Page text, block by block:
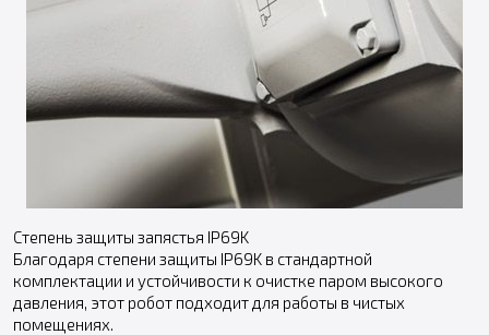
Степень защиты запястья IP69K
Благодаря степени защиты IP69K в стандартной
комплектации и устойчивости к очистке паром высокого
давления, этот робот подходит для работы в чистых
помещениях.